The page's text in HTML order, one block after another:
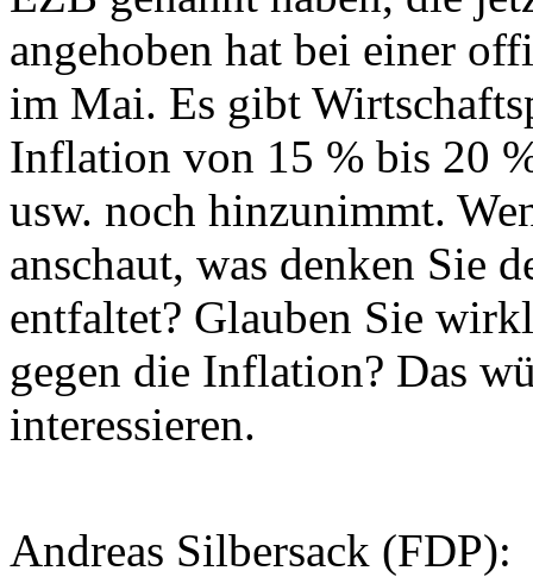
angehoben hat bei einer
im Mai. Es gibt
Inflation von 15 % bis 20
usw. noch hinzunimmt.
anschaut, was denken Sie
entfaltet? Glauben Sie
gegen die Inflation? Das
interessieren.
Andreas Silbersack (FDP):